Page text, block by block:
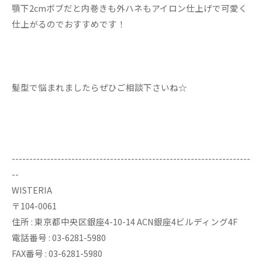
顎下2cmボブだと内巻きも外ハネもアイロン仕上げで可愛く
仕上がるのでおすすめです！
髪型で悩まれましたらぜひご相談下さいね☆
--------------------------------------------------------------------
--
WISTERIA
〒104-0061
住所 : 東京都中央区銀座4-10-14 ACN銀座4ビルディング4F
電話番号 : 03-6281-5980
FAX番号 : 03-6281-5980